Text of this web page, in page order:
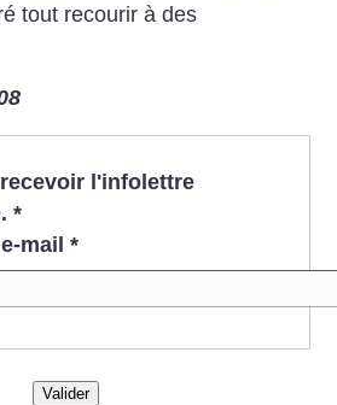
tout recourir à des
l'infolettre
*
mail *
Valider